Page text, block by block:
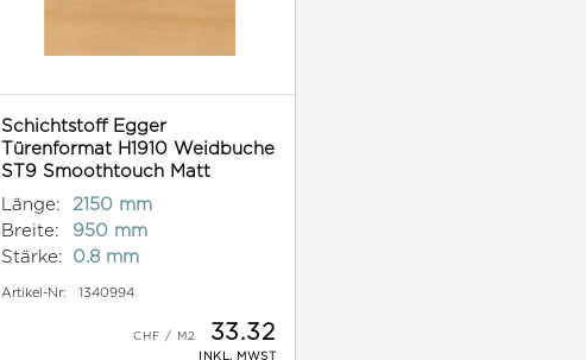
Schichtstoff Egger
Türenformat H1910 Weidbuche
ST9 Smoothtouch Matt
Länge:
2150 mm
Breite:
950 mm
Stärke:
0.8 mm
Artikel-Nr: 1340994
33.32
INKL. MWST